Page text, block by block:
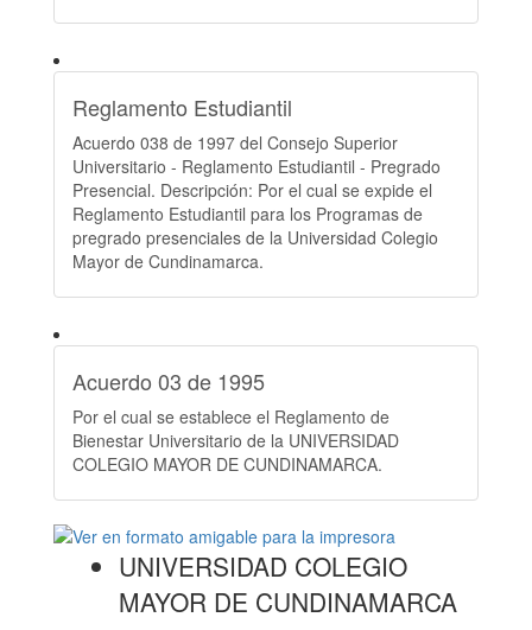
Reglamento Estudiantil
Acuerdo 038 de 1997 del Consejo Superior
Universitario - Reglamento Estudiantil - Pregrado
Presencial. Descripción: Por el cual se expide el
Reglamento Estudiantil para los Programas de
pregrado presenciales de la Universidad Colegio
Mayor de Cundinamarca.
Acuerdo 03 de 1995
Por el cual se establece el Reglamento de
Bienestar Universitario de la UNIVERSIDAD
COLEGIO MAYOR DE CUNDINAMARCA.
UNIVERSIDAD COLEGIO
MAYOR DE CUNDINAMARCA